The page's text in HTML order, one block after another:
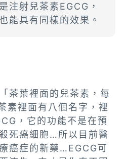
注射兒茶素EGCG，
能具有同樣的效果。
茶葉裡面的兒茶素，每
素裡面有八個名字，裡
，它的功能不是在預
死癌細胞…所以目前醫
癌症的新藥…EGCG可